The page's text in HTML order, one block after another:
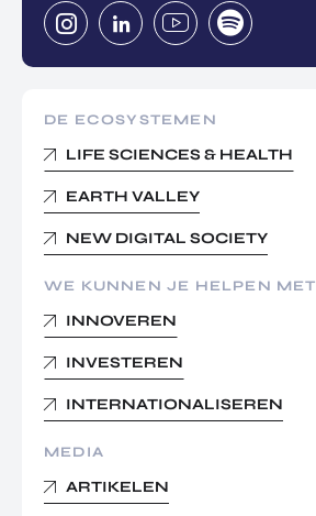
DE ECOSYSTEMEN
LIFE SCIENCES & HEALTH
EARTH VALLEY
NEW DIGITAL SOCIETY
WE KUNNEN JE HELPEN MET
INNOVEREN
INVESTEREN
INTERNATIONALISEREN
MEDIA
ARTIKELEN